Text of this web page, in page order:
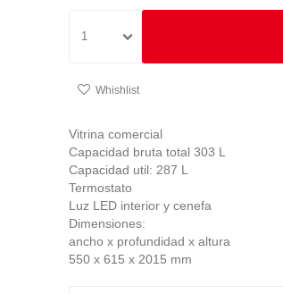
1
Vitrina comercial
Capacidad bruta total 303 L
Capacidad util: 287 L
Termostato
Luz LED interior y cenefa
Dimensiones:
ancho x profundidad x altura
550 x 615 x 2015 mm